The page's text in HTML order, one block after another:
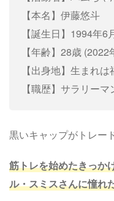
【本名】伊藤悠斗
【誕生日】1994年6
【年齢】28歳
【出身地】生まれ
【職歴】サラリー
黒いキャップがトレー
筋トレを始めたきっか
ル・スミスさんに憧れ